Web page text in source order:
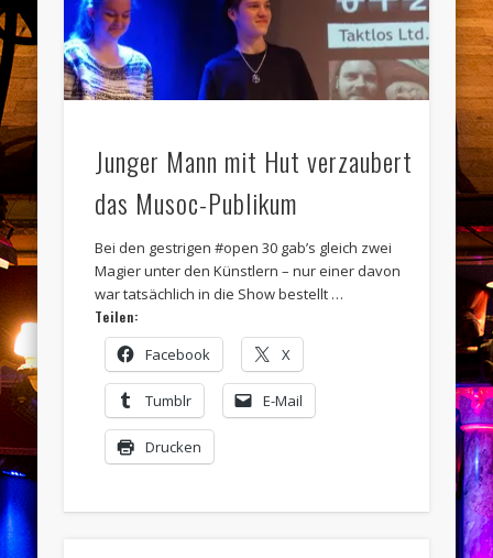
Junger Mann mit Hut verzaubert
das Musoc-Publikum
Bei den gestrigen #open 30 gab’s gleich zwei
Magier unter den Künstlern – nur einer davon
war tatsächlich in die Show bestellt …
Teilen:
Facebook X
Tumblr E-Mail
Drucken